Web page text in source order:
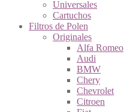
Universales
Cartuchos
Filtros de Polen
Originales
Alfa Romeo
Audi
BMW
Chery
Chevrolet
Citroen